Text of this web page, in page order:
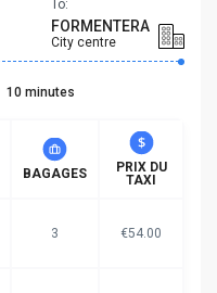
To:
FORMENTERA
City centre
10 minutes
BAGAGES
PRIX DU
TAXI
3 €54.00